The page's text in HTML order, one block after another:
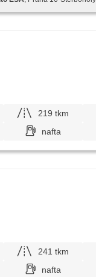
219 tkm
nafta
241 tkm
nafta